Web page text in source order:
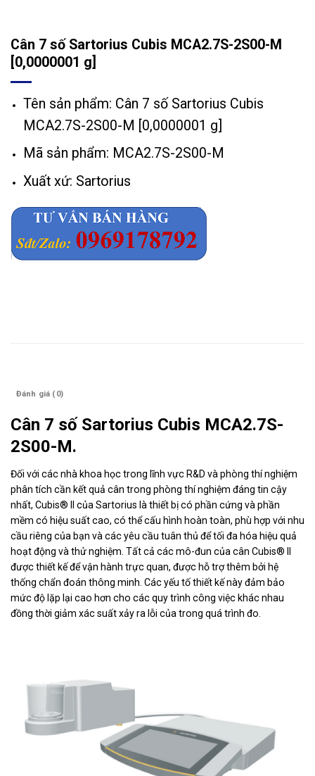
Cân 7 số Sartorius Cubis MCA2.7S-2S00-M
[0,0000001 g]
Tên sản phẩm: Cân 7 số Sartorius Cubis
MCA2.7S-2S00-M [0,0000001 g]
Mã sản phẩm: MCA2.7S-2S00-M
Xuất xứ: Sartorius
Đánh giá (0)
Cân 7 số Sartorius Cubis MCA2.7S-
2S00-M.
Đối với các nhà khoa học trong lĩnh vực R&D và phòng thí nghiệm
phân tích cần kết quả cân trong phòng thí nghiệm đáng tin cậy
nhất, Cubis® II của Sartorius là thiết bị có phần cứng và phần
mềm có hiệu suất cao, có thể cấu hình hoàn toàn, phù hợp với nhu
cầu riêng của bạn và các yêu cầu tuân thủ để tối đa hóa hiệu quả
hoạt động và thử nghiệm. Tất cả các mô-đun của cân Cubis® II
được thiết kế để vận hành trực quan, được hỗ trợ thêm bởi hệ
thống chẩn đoán thông minh. Các yếu tố thiết kế này đảm bảo
mức độ lặp lại cao hơn cho các quy trình công việc khác nhau
đồng thời giảm xác suất xảy ra lỗi của trong quá trình đo.